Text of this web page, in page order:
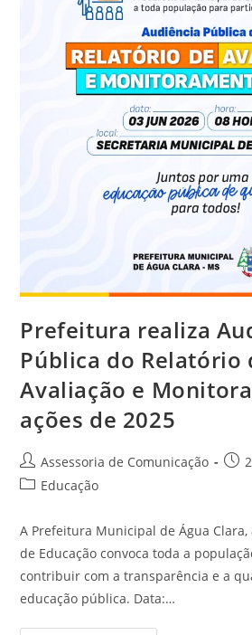
Prefeitura realiza
Pública do Relatório
Avaliação e
ações de 2025
Assessoria de Comunicação
Educação
A Prefeitura Municipal de Água
de Educação convoca toda a
contribuir com a transparência e a
educação pública. Data:…